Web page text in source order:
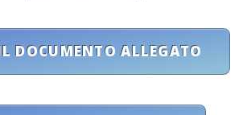
DOCUMENTO ALLEGATO